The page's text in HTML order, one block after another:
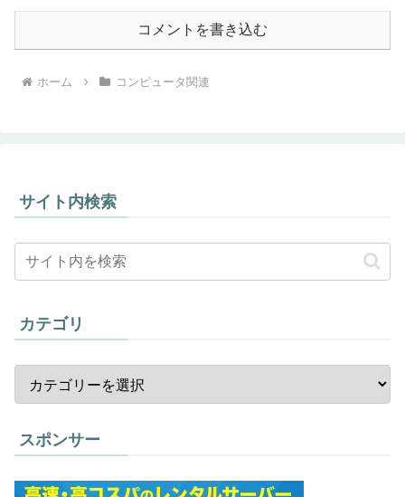
コメントを書き込む
ホーム コンピュータ関連
サイト内検索
カテゴリ
スポンサー